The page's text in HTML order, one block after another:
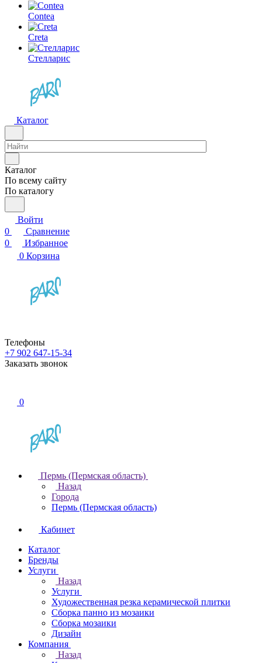
Contea
Creta
Стелларис
Каталог
Каталог
По всему сайту
По каталогу
Войти
0
Сравнение
0
Избранное
0 Корзина
Телефоны
+7 902 647-15-34
Заказать звонок
0
Пермь (Пермская область)
Назад
Города
Пермь (Пермская область)
Кабинет
Каталог
Бренды
Услуги
Назад
Услуги
Художественная резка керамической плитки
Сборка панно из мозаики
Сборка мозаики
Дизайн
Компания
Назад